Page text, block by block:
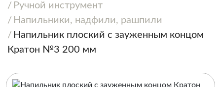
Ручной инструмент
Напильники, надфили, рашпили
Напильник плоский с зауженным концом
Кратон №3 200 мм